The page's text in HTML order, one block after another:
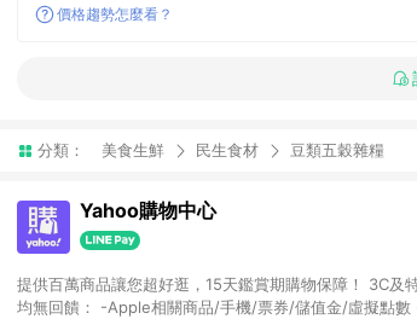
價格趨勢怎麼看？
分類： 美食生鮮 民生食材 豆類五穀雜糧
Yahoo購物中心
提供百萬商品讓您超好逛，15天鑑賞期購物保障！ 3C及特殊商品回饋
均無回饋： -Apple相關商品/手機/票券/儲值金/虛擬點